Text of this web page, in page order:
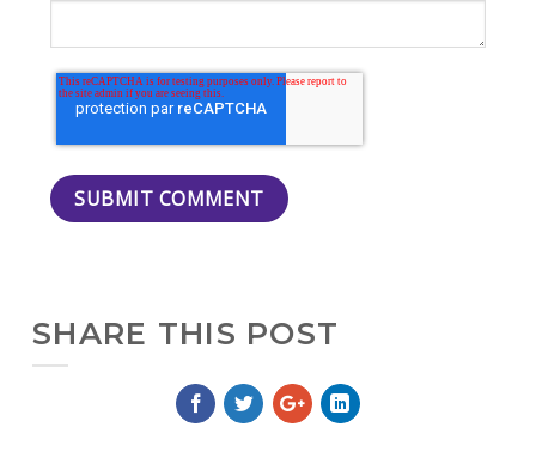
SHARE THIS POST